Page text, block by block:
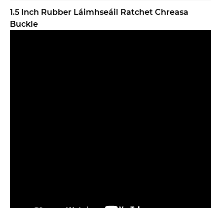
1.5 Inch Rubber Láimhseáil Ratchet Chreasa
Buckle